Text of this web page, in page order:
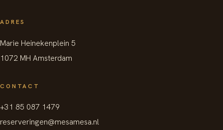
ADRES
Marie Heinekenplein 5
1072 MH Amsterdam
CONTACT
+31 85 087 1479
reserveringen@mesamesa.nl